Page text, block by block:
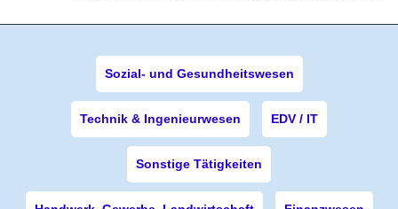
Sozial- und Gesundheitswesen
Technik & Ingenieurwesen EDV / IT
Sonstige Tätigkeiten